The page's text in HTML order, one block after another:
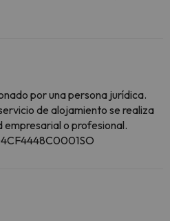
por una persona jurídica.
de alojamiento se realiza
empresarial o profesional.